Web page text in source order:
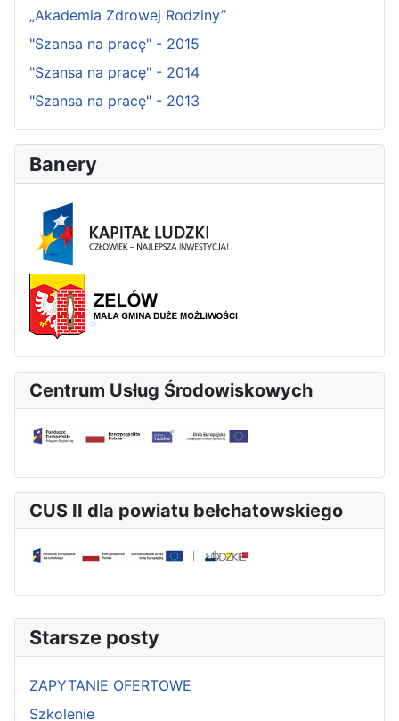
„Akademia Zdrowej Rodziny”
"Szansa na pracę" - 2015
"Szansa na pracę" - 2014
"Szansa na pracę" - 2013
Banery
Centrum Usług Środowiskowych
CUS II dla powiatu bełchatowskiego
Starsze posty
ZAPYTANIE OFERTOWE
Szkolenie